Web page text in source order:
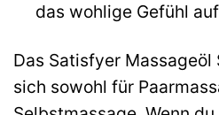
das wohlige Gefühl
Das Satisfyer
sich sowohl für